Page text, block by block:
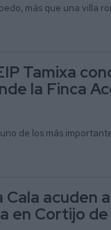
más que una villa
Tamixa
la Finca
de los más
acuden
en Cortijo